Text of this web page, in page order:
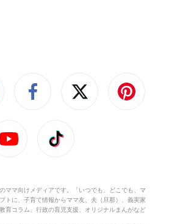
ママ向けメディアです。「いつでも、どこでも、マ
トに、子育て情報からママ友、夫（旦那）、義実家
育コラム、行政の育児支援、オリジナルまんがなど